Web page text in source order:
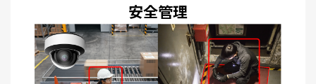
安全管理